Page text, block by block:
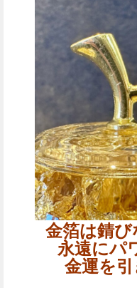
金箔は錆
永遠にパ
金運を引